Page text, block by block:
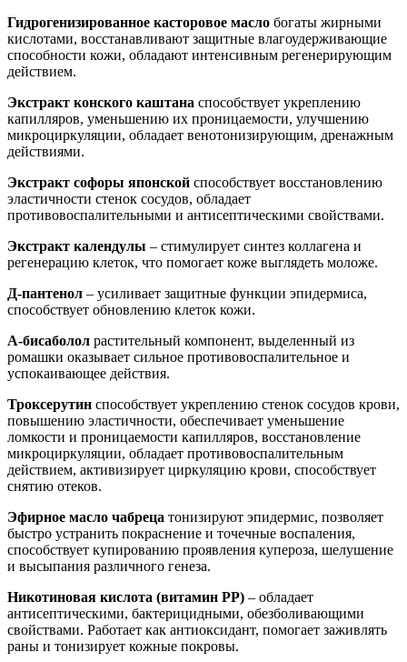
Гидрогенизированное касторовое масло богаты жирными
кислотами, восстанавливают защитные влагоудерживающие
способности кожи, обладают интенсивным регенерирующим
действием.
Экстракт конского каштана способствует укреплению
капилляров, уменьшению их проницаемости, улучшению
микроциркуляции, обладает венотонизирующим, дренажным
действиями.
Экстракт софоры японской способствует восстановлению
эластичности стенок сосудов, обладает
противовоспалительными и антисептическими свойствами.
Экстракт календулы – стимулирует синтез коллагена и
регенерацию клеток, что помогает коже выглядеть моложе.
Д-пантенол – усиливает защитные функции эпидермиса,
способствует обновлению клеток кожи.
А-бисаболол растительный компонент, выделенный из
ромашки оказывает сильное противовоспалительное и
успокаивающее действия.
Троксерутин способствует укреплению стенок сосудов крови,
повышению эластичности, обеспечивает уменьшение
ломкости и проницаемости капилляров, восстановление
микроциркуляции, обладает противовоспалительным
действием, активизирует циркуляцию крови, способствует
снятию отеков.
Эфирное масло чабреца тонизируют эпидермис, позволяет
быстро устранить покраснение и точечные воспаления,
способствует купированию проявления купероза, шелушение
и высыпания различного генеза.
Никотиновая кислота (витамин РР) – обладает
антисептическими, бактерицидными, обезболивающими
свойствами. Работает как антиоксидант, помогает заживлять
раны и тонизирует кожные покровы.